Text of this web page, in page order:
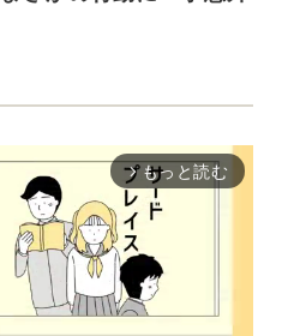
arrow_forward_ios もっと読む